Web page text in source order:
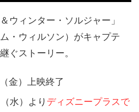
ウィンター・ソルジャー」
・ウィルソン）がキャプテ
ぐストーリー。
金）上映終了
水）より ディズニープラスで